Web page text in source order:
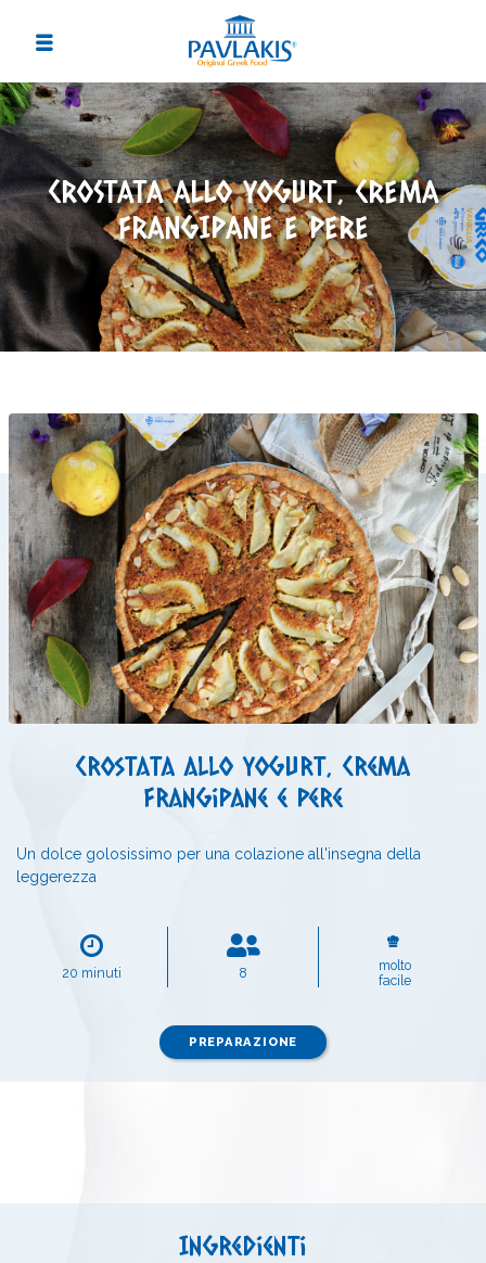
CROSTATA ALLO YOGURT, CREMA
FRANGIPANE E PERE
Crostata allo yogurt, crema
frangipane e pere
Un dolce golosissimo per una colazione all'insegna della
leggerezza
20 minuti 8
molto
facile
PREPARAZIONE
Ingredienti